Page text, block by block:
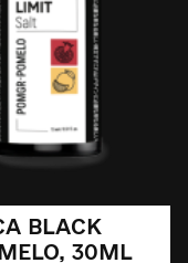
BLACK
30ML